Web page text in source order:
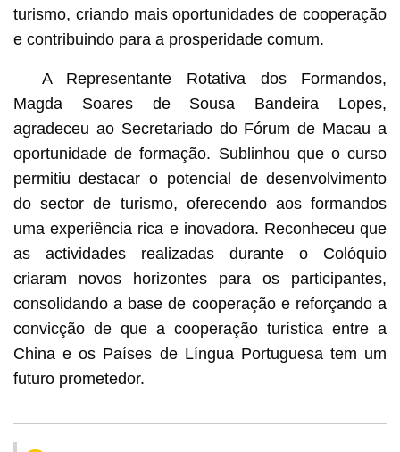
turismo, criando mais oportunidades de cooperação
e contribuindo para a prosperidade comum.
A Representante Rotativa dos Formandos,
Magda Soares de Sousa Bandeira Lopes,
agradeceu ao Secretariado do Fórum de Macau a
oportunidade de formação. Sublinhou que o curso
permitiu destacar o potencial de desenvolvimento
do sector de turismo, oferecendo aos formandos
uma experiência rica e inovadora. Reconheceu que
as actividades realizadas durante o Colóquio
criaram novos horizontes para os participantes,
consolidando a base de cooperação e reforçando a
convicção de que a cooperação turística entre a
China e os Países de Língua Portuguesa tem um
futuro prometedor.